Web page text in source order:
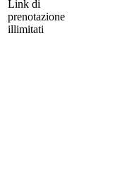
Link di
prenotazione
illimitati